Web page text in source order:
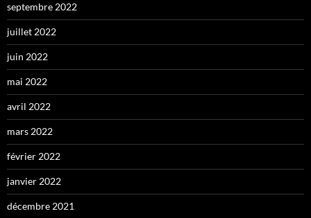
septembre 2022
juillet 2022
juin 2022
mai 2022
avril 2022
mars 2022
février 2022
janvier 2022
décembre 2021